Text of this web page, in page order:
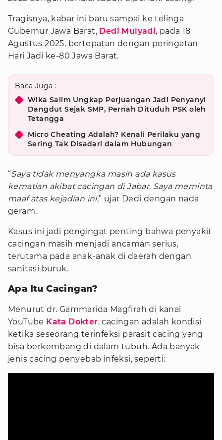
Tragisnya, kabar ini baru sampai ke telinga
Gubernur Jawa Barat, Dedi Mulyadi, pada 18
Agustus 2025, bertepatan dengan peringatan
Hari Jadi ke-80 Jawa Barat.
Baca Juga :
Wika Salim Ungkap Perjuangan Jadi Penyanyi
Dangdut Sejak SMP, Pernah Dituduh PSK oleh
Tetangga
Micro Cheating Adalah? Kenali Perilaku yang
Sering Tak Disadari dalam Hubungan
“Saya tidak menyangka masih ada kasus
kematian akibat cacingan di Jabar. Saya meminta
maaf atas kejadian ini,” ujar Dedi dengan nada
geram.
Kasus ini jadi pengingat penting bahwa penyakit
cacingan masih menjadi ancaman serius,
terutama pada anak-anak di daerah dengan
sanitasi buruk.
Apa Itu Cacingan?
Menurut dr. Gammarida Magfirah di kanal
YouTube Kata Dokter, cacingan adalah kondisi
ketika seseorang terinfeksi parasit cacing yang
bisa berkembang di dalam tubuh. Ada banyak
jenis cacing penyebab infeksi, seperti: